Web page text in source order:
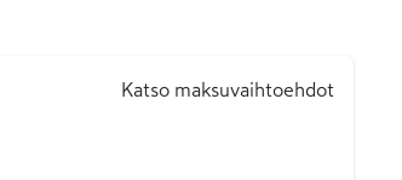
Katso maksuvaihtoehdot